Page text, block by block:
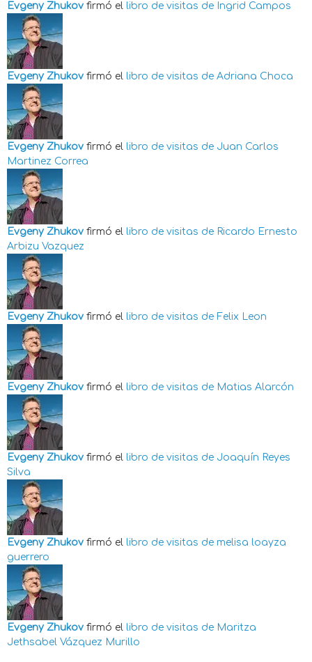
Evgeny Zhukov firmó el libro de visitas de Ingrid Campos
Evgeny Zhukov firmó el libro de visitas de Adriana Choca
Evgeny Zhukov firmó el libro de visitas de Juan Carlos
Martinez Correa
Evgeny Zhukov firmó el libro de visitas de Ricardo Ernesto
Arbizu Vazquez
Evgeny Zhukov firmó el libro de visitas de Felix Leon
Evgeny Zhukov firmó el libro de visitas de Matias Alarcón
Evgeny Zhukov firmó el libro de visitas de Joaquín Reyes
Silva
Evgeny Zhukov firmó el libro de visitas de melisa loayza
guerrero
Evgeny Zhukov firmó el libro de visitas de Maritza
Jethsabel Vázquez Murillo